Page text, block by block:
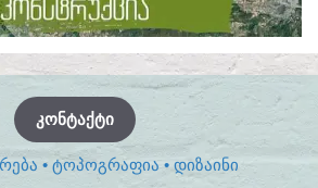
ᲙᲝᲜᲢᲐᲥᲢᲘ
• ᲢᲝᲞᲝᲒᲠᲐᲤᲘᲐ • ᲓᲘᲖᲐᲘᲜᲘ